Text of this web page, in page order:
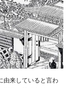
由来していると言わ